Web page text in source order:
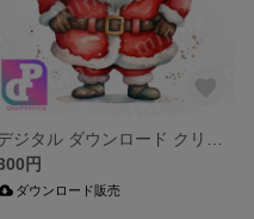
円
ダウンロード販売